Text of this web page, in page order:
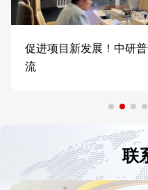
促进项目新发展！中研
流
联